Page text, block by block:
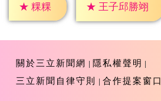
★ 粿粿 ★ 王子邱勝翊
關於三立新聞網
隱私權聲明
三立新聞自律守則
合作提案窗口